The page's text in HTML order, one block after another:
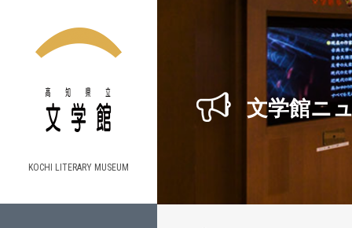
KOCHI LITERARY MUSEUM
文学館ニ